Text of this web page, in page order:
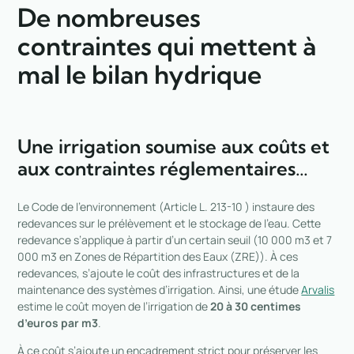
De nombreuses
contraintes qui mettent à
mal le bilan hydrique
Une irrigation soumise aux coûts et
aux contraintes réglementaires…
Le Code de l’environnement (Article L. 213-10 ) instaure des
redevances sur le prélèvement et le stockage de l’eau. Cette
redevance s’applique à partir d’un certain seuil (10 000 m3 et 7
000 m3 en Zones de Répartition des Eaux (ZRE)). À ces
redevances, s’ajoute le coût des infrastructures et de la
maintenance des systèmes d’irrigation. Ainsi, une étudeArvalis
estime le coût moyen de l’irrigation de20 à 30 centimes
d’euros par m3.
À ce coût s’ajoute un encadrement strict pour préserver les